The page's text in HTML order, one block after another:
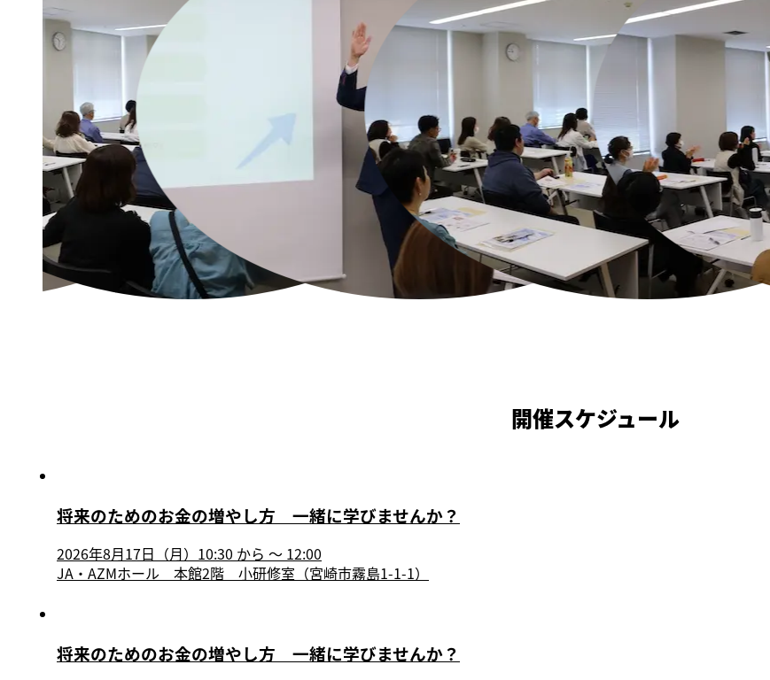
開催スケジュール
将来のためのお金の増やし方 一緒に学びませんか？
2026年8月17日（月）10:30 から 〜 12:00
JA・AZMホール 本館2階 小研修室（宮崎市霧島1-1-1）
将来のためのお金の増やし方 一緒に学びませんか？